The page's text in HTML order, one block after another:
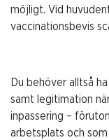
möjligt. Vid
vaccinationsbevis
Du behöver alltså
samt legitimation
inpassering –
arbetsplats och